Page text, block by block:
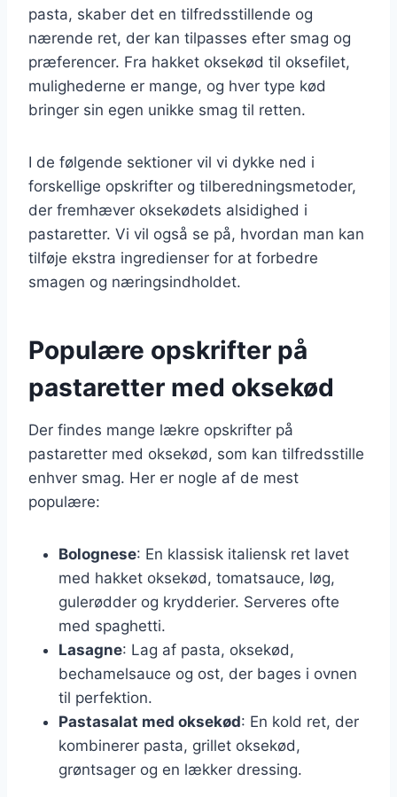
pasta, skaber det en tilfredsstillende og
nærende ret, der kan tilpasses efter smag og
præferencer. Fra hakket oksekød til oksefilet,
mulighederne er mange, og hver type kød
bringer sin egen unikke smag til retten.
I de følgende sektioner vil vi dykke ned i
forskellige opskrifter og tilberedningsmetoder,
der fremhæver oksekødets alsidighed i
pastaretter. Vi vil også se på, hvordan man kan
tilføje ekstra ingredienser for at forbedre
smagen og næringsindholdet.
Populære opskrifter på
pastaretter med oksekød
Der findes mange lækre opskrifter på
pastaretter med oksekød, som kan tilfredsstille
enhver smag. Her er nogle af de mest
populære:
Bolognese: En klassisk italiensk ret lavet
med hakket oksekød, tomatsauce, løg,
gulerødder og krydderier. Serveres ofte
med spaghetti.
Lasagne: Lag af pasta, oksekød,
bechamelsauce og ost, der bages i ovnen
til perfektion.
Pastasalat med oksekød: En kold ret, der
kombinerer pasta, grillet oksekød,
grøntsager og en lækker dressing.